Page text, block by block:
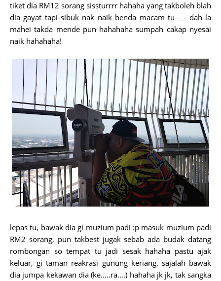
tiket dia RM12 sorang sissturrrr hahaha yang takboleh blah
dia gayat tapi sibuk nak naik benda macam tu -_- dah la
mahei takda mende pun hahahaha sumpah cakap nyesai
naik hahahaha!
lepas tu, bawak dia gi muzium padi :p masuk muzium padi
RM2 sorang, pun takbest jugak sebab ada budak datang
rombongan so tempat tu jadi sesak hahaha pastu ajak
keluar, gi taman reakrasi gunung keriang. sajalah bawak
dia jumpa kekawan dia (ke.....ra....) hahaha jk jk, tak sangka